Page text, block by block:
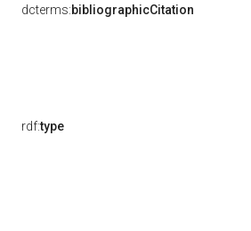
dcterms:bibliographicCitation
rdf:type